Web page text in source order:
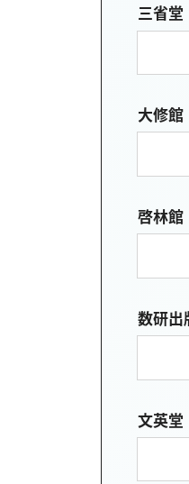
三省堂
大修館
啓林館
数研出
文英堂